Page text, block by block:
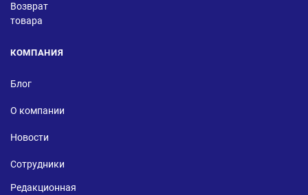
Возврат
товара
КОМПАНИЯ
Блог
О компании
Новости
Сотрудники
Редакционная